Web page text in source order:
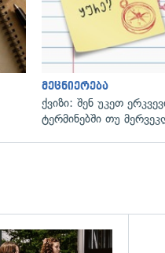
მეცნიერება
ქვიზი: შენ უკეთ
ტერმინებში თუ